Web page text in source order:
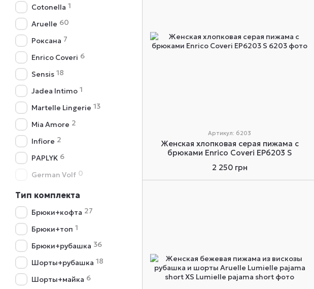
Артикул: 6203
Женская хлопковая серая пижама с
брюками Enrico Coveri EP6203 S
2 250 грн
Cotonella 1
Aruelle 60
Роксана 7
Enrico Coveri 6
Sensis 18
Jadea Intimo 1
Martelle Lingerie 13
Mia Amore 2
Infiore 2
PAPLYK 6
German Volf 0
Тип комплекта
Брюки+кофта 27
Брюки+топ 1
Брюки+рубашка 36
Шорты+рубашка 18
Шорты+майка 6